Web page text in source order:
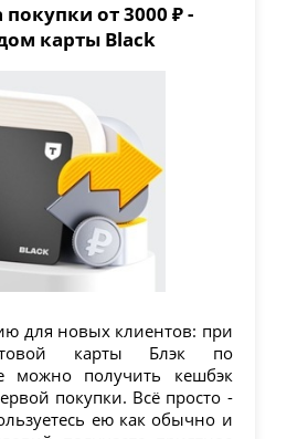
от 3000 ₽ -
карты Black
для новых клиентов: при
карты Блэк по
можно получить кешбэк
покупки. Всё просто -
ею как обычно и